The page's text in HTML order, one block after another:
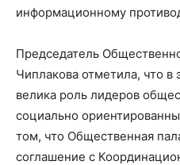
информационному
Председатель
Чиплакова отметила, что в
велика роль лидеров
социально
том, что Общественная
соглашение с